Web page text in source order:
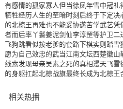
有感情的孤家寡人但当徐凤年雪中冠
牺牲经历人生的至暗时刻后终于下定
的北椋王再难也不能妥协遂苦学武艺
者而后率丫鬟姜泥剑仙李淳罡等护卫
飞狗跳看似按老爹的套路下棋实则踏
愿为自己效忠的武当江南文坛西楚徽
线索发现母亲吴素之死的真相漫天飞
的身躯扛起北椋战旗最终长成为北椋王
相关热播